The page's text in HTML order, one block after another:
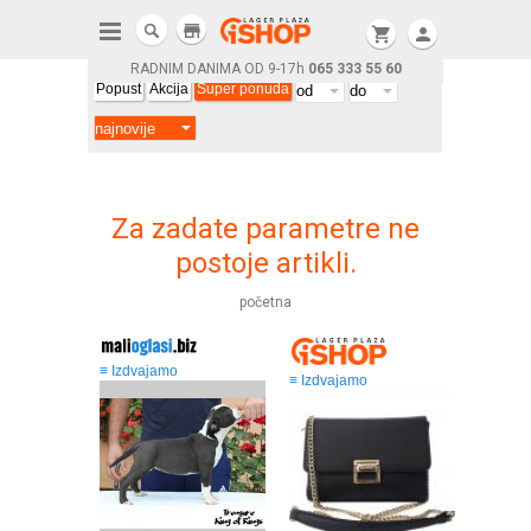
RADNIM DANIMA OD 9-17h 065 333 55 60
shopping_cart person
store
Popust Akcija Super ponuda
Za zadate parametre ne
postoje artikli.
početna